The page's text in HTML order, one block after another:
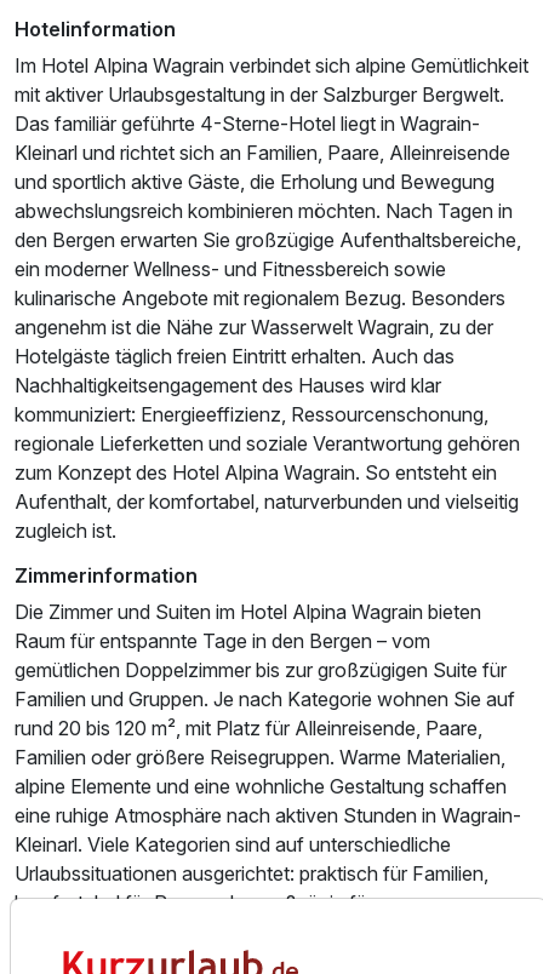
Ausstattung
Für 4 Tage p.P. ab459,00 €
Einzelzimmer
1 Erwachsenen und 1 Kind
Ausstattung
Hotelinformation
Im Hotel Alpina Wagrain verbindet sich alpine Gemütlichkeit
mit aktiver Urlaubsgestaltung in der Salzburger Bergwelt.
Das familiär geführte 4-Sterne-Hotel liegt in Wagrain-
Kleinarl und richtet sich an Familien, Paare, Alleinreisende
und sportlich aktive Gäste, die Erholung und Bewegung
abwechslungsreich kombinieren möchten. Nach Tagen in
den Bergen erwarten Sie großzügige Aufenthaltsbereiche,
ein moderner Wellness- und Fitnessbereich sowie
kulinarische Angebote mit regionalem Bezug. Besonders
angenehm ist die Nähe zur Wasserwelt Wagrain, zu der
Hotelgäste täglich freien Eintritt erhalten. Auch das
Nachhaltigkeitsengagement des Hauses wird klar
kommuniziert: Energieeffizienz, Ressourcenschonung,
regionale Lieferketten und soziale Verantwortung gehören
zum Konzept des Hotel Alpina Wagrain. So entsteht ein
Aufenthalt, der komfortabel, naturverbunden und vielseitig
zugleich ist.
Zimmerinformation
Die Zimmer und Suiten im Hotel Alpina Wagrain bieten
Raum für entspannte Tage in den Bergen – vom
gemütlichen Doppelzimmer bis zur großzügigen Suite für
Familien und Gruppen. Je nach Kategorie wohnen Sie auf
rund 20 bis 120 m², mit Platz für Alleinreisende, Paare,
Familien oder größere Reisegruppen. Warme Materialien,
alpine Elemente und eine wohnliche Gestaltung schaffen
eine ruhige Atmosphäre nach aktiven Stunden in Wagrain-
Kleinarl. Viele Kategorien sind auf unterschiedliche
Urlaubssituationen ausgerichtet: praktisch für Familien,
komfortabel für Paare oder großzügig für
passende Rückzugsmöglichkeit für Ihre Auszeit im